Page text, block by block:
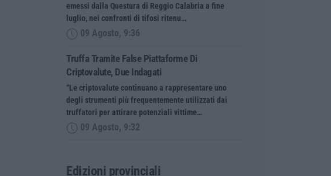
emessi dalla Questura di Reggio Calabria a fine
luglio, nei confronti di tifosi ritenu…
09 Agosto, 9:36
Truffa Tramite False Piattaforme Di
Criptovalute, Due Indagati
“Le criptovalute continuano a rappresentare uno
degli strumenti più frequentemente utilizzati dai
truffatori per attirare potenziali vittime…
09 Agosto, 9:32
Edizioni provinciali